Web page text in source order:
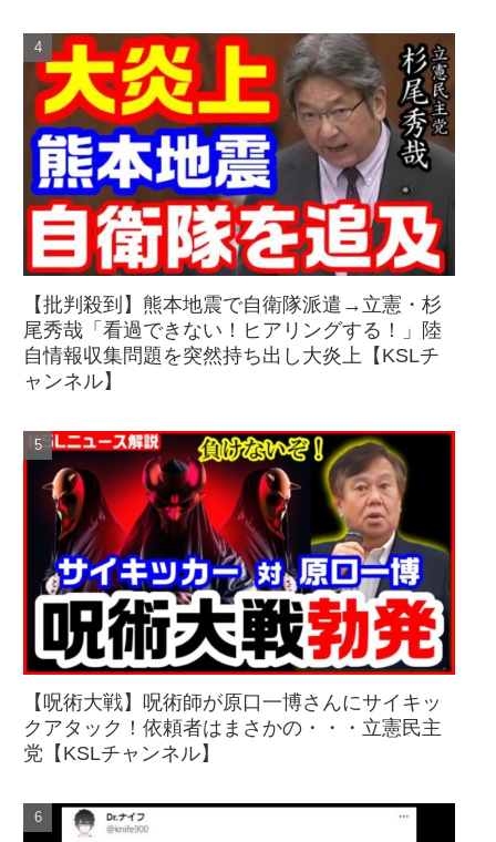
【批判殺到】熊本地震で自衛隊派遣→立憲・杉
尾秀哉「看過できない！ヒアリングする！」陸
自情報収集問題を突然持ち出し大炎上【KSLチ
ャンネル】
【呪術大戦】呪術師が原口一博さんにサイキッ
クアタック！依頼者はまさかの・・・立憲民主
党【KSLチャンネル】